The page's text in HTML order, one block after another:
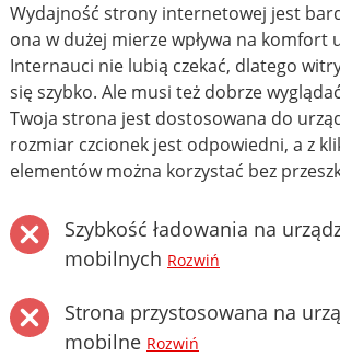
Wydajność strony internetowej jest
ona w dużej mierze wpływa na komfort
Internauci nie lubią czekać, dlatego
się szybko. Ale musi też dobrze
Twoja strona jest dostosowana do
rozmiar czcionek jest odpowiedni, a z
elementów można korzystać bez
Szybkość ładowania na
mobilnych Rozwiń
Strona przystosowana na
mobilne Rozwiń